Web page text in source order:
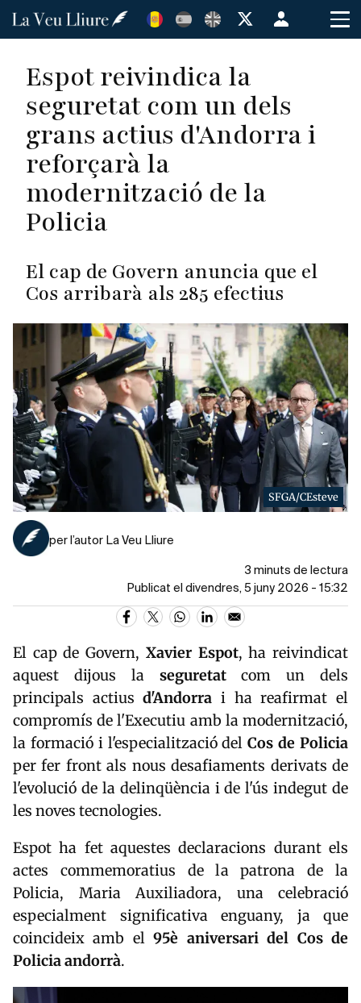
Vés
Menú
de
usuario
Espot reivindica la
seguretat com un dels
grans actius d'Andorra i
reforçarà la
modernització de la
Policia
El cap de Govern anuncia que el
Cos arribarà als 285 efectius
SFGA/CEsteve
per l’autor La Veu Lliure
3 minuts de lectura
Publicat el divendres, 5 juny 2026 - 15:32
El cap de Govern, Xavier Espot, ha reivindicat
aquest dijous la seguretatcom un dels
principals actiusd'Andorra i ha reafirmat el
compromís de l'Executiu amb la modernització,
la formació i l'especialització delCos de Policia
per fer front als nous desafiaments derivats de
l'evolució de la delinqüència i de l'ús indegut de
les noves tecnologies.
Espot ha fet aquestes declaracions durant els
actes commemoratius de la patrona de la
Policia, Maria Auxiliadora, una celebració
especialment significativa enguany, ja que
coincideix amb el95è aniversari del Cos de
Policia andorrà.